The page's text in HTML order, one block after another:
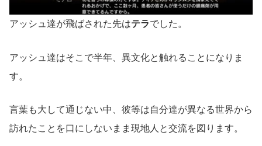
アッシュ達が飛ばされた先はテラでした。
アッシュ達はそこで半年、異文化と触れることになりま
す。
言葉も大して通じない中、彼等は自分達が異なる世界から
訪れたことを口にしないまま現地人と交流を図ります。